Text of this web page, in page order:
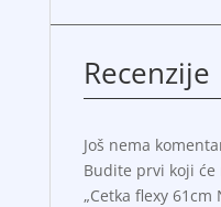
Recenzije
Još nema
Budite prvi koji
„Cetka flexy 61cm